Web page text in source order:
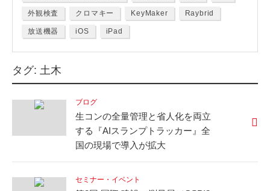
外観検査 クロマキー KeyMaker Raybrid
放送機器 iOS iPad
タグ: 土木
ブログ
生コンの全量管理と省人化を両立
する『AIスランプトラッカー』全
国の現場で導入が拡大
セミナー・イベント